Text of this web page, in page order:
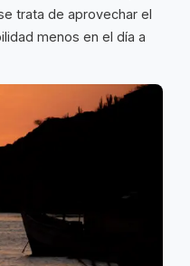
trata de aprovechar el
menos en el día a